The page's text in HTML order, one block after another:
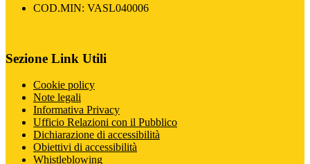
COD.MIN: VASL040006
Sezione Link Utili
Cookie policy
Note legali
Informativa Privacy
Ufficio Relazioni con il Pubblico
Dichiarazione di accessibilità
Obiettivi di accessibilità
Whistleblowing